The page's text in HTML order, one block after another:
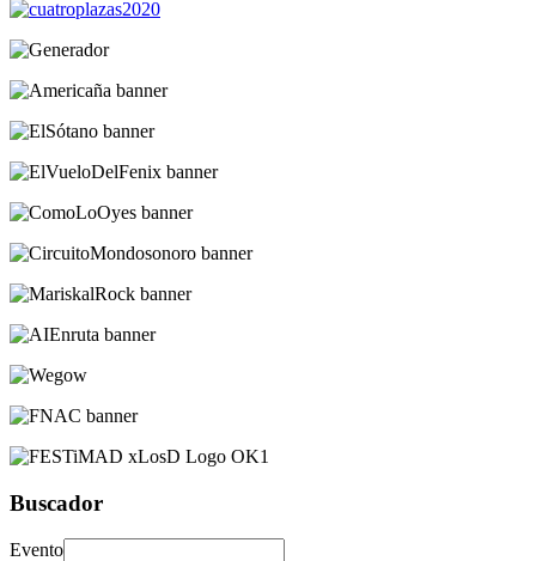
Buscador
Evento